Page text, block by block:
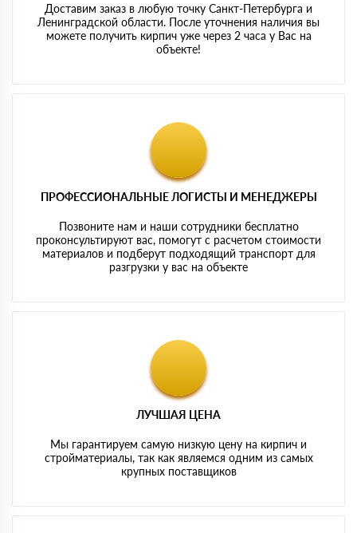
Доставим заказ в любую точку Санкт-Петербурга и
Ленинградской области. После уточнения наличия вы
можете получить кирпич уже через 2 часа у Вас на
объекте!
ПРОФЕССИОНАЛЬНЫЕ ЛОГИСТЫ И МЕНЕДЖЕРЫ
Позвоните нам и наши сотрудники бесплатно
проконсультируют вас, помогут с расчетом стоимости
материалов и подберут подходящий транспорт для
разгрузки у вас на объекте
ЛУЧШАЯ ЦЕНА
Мы гарантируем самую низкую цену на кирпич и
стройматериалы, так как являемся одним из самых
крупных поставщиков